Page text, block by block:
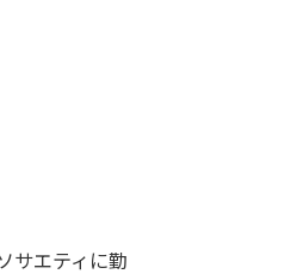
サエティに勤